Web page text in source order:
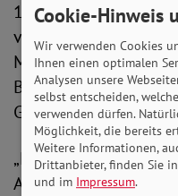
100 Beschäftigten,
veröffentlichen und
Maßnahmen zu
Bewerber*innen
Gehaltstransparenz.
„Diese Regelungen
Cookie-Hinweis
Wir verwenden Cookies
Ihnen einen optimalen
Analysen unsere
selbst entscheiden,
verwenden dürfen.
Möglichkeit, die bereits
Weitere Informationen,
Drittanbieter, finden Sie
und im Impressum.